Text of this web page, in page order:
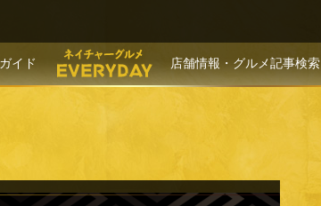
イド 店舗情報・グルメ記事検索